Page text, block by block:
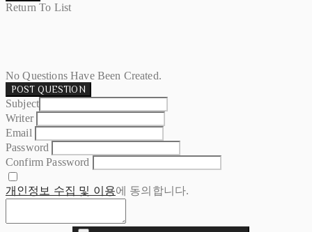
Return To List
No Questions Have Been Created.
POST QUESTION
Subject
Writer
Email
Password
Confirm Password
개인정보 수집 및 이용에 동의합니다.